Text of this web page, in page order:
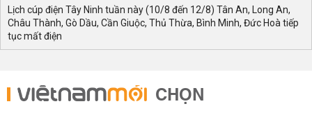
Lịch cúp điện Tây Ninh tuần này (10/8 đến 12/8) Tân An, Long An,
Châu Thành, Gò Dầu, Cần Giuộc, Thủ Thừa, Bình Minh, Đức Hoà tiếp
tục mất điện
CHỌN